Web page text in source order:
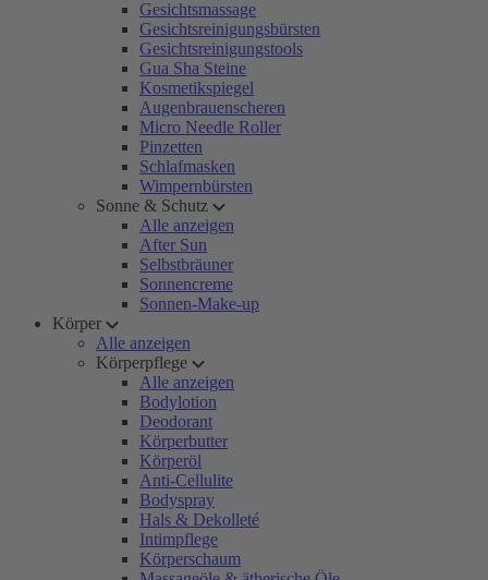
Gesichtsmassage
Gesichtsreinigungsbürsten
Gesichtsreinigungstools
Gua Sha Steine
Kosmetikspiegel
Augenbrauenscheren
Micro Needle Roller
Pinzetten
Schlafmasken
Wimpernbürsten
Sonne & Schutz
Alle anzeigen
After Sun
Selbstbräuner
Sonnencreme
Sonnen-Make-up
Körper
Alle anzeigen
Körperpflege
Alle anzeigen
Bodylotion
Deodorant
Körperbutter
Körperöl
Anti-Cellulite
Bodyspray
Hals & Dekolleté
Intimpflege
Körperschaum